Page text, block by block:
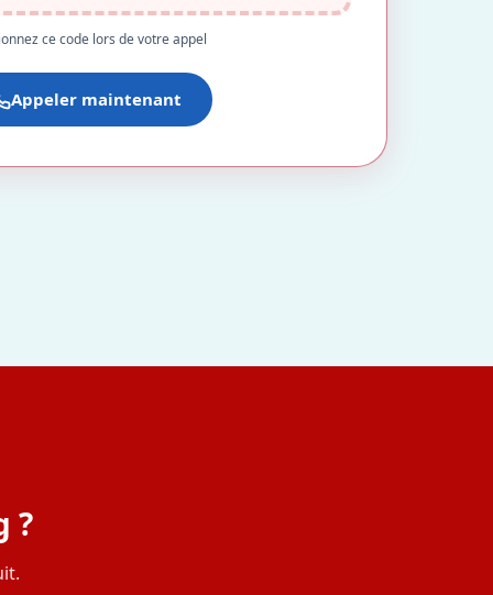
ce code lors de votre appel
Appeler maintenant
?